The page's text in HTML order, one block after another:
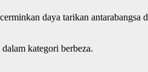
daya tarikan antarabangsa
kategori berbeza.